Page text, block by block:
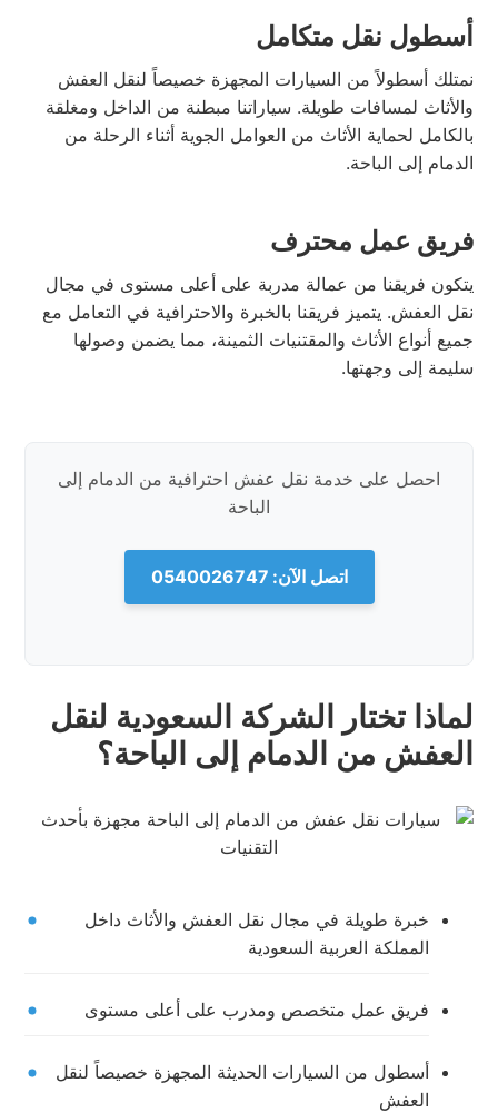
أسطول نقل متكامل
نمتلك أسطولاً من السيارات المجهزة خصيصاً لنقل العفش
والأثاث لمسافات طويلة. سياراتنا مبطنة من الداخل ومغلقة
بالكامل لحماية الأثاث من العوامل الجوية أثناء الرحلة من
الدمام إلى الباحة.
فريق عمل محترف
يتكون فريقنا من عمالة مدربة على أعلى مستوى في مجال
نقل العفش. يتميز فريقنا بالخبرة والاحترافية في التعامل مع
جميع أنواع الأثاث والمقتنيات الثمينة، مما يضمن وصولها
سليمة إلى وجهتها.
احصل على خدمة نقل عفش احترافية من الدمام إلى
الباحة
اتصل الآن: 0540026747
لماذا تختار الشركة السعودية لنقل
العفش من الدمام إلى الباحة؟
خبرة طويلة في مجال نقل العفش والأثاث داخل
المملكة العربية السعودية
فريق عمل متخصص ومدرب على أعلى مستوى
أسطول من السيارات الحديثة المجهزة خصيصاً لنقل
العفش